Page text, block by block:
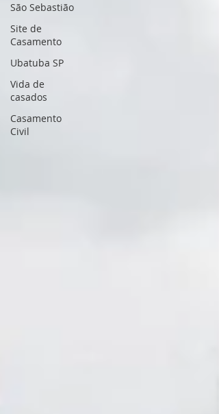
São Sebastião
Site de
Casamento
Ubatuba SP
Vida de
casados
Casamento
Civil